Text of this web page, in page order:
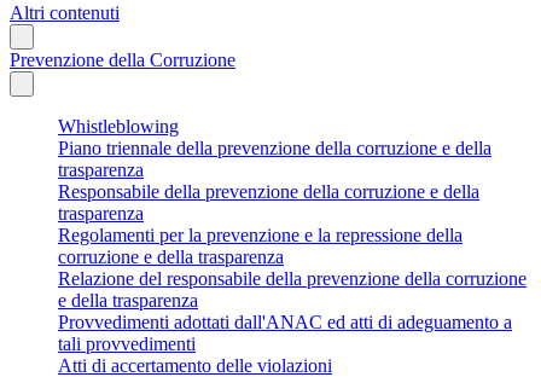
Altri contenuti
Prevenzione della Corruzione
Whistleblowing
Piano triennale della prevenzione della corruzione e della
trasparenza
Responsabile della prevenzione della corruzione e della
trasparenza
Regolamenti per la prevenzione e la repressione della
corruzione e della trasparenza
Relazione del responsabile della prevenzione della corruzione
e della trasparenza
Provvedimenti adottati dall'ANAC ed atti di adeguamento a
tali provvedimenti
Atti di accertamento delle violazioni